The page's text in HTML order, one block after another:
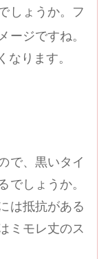
しょうか。フ
ージですね。
なります。
で、黒いタイ
でしょうか。
は抵抗がある
ミモレ丈のス